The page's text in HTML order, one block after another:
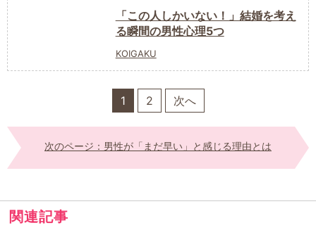
「この人しかいない！」結婚を考え
る瞬間の男性心理5つ
KOIGAKU
1 2 次へ
次のページ：男性が「まだ早い」と感じる理由とは
関連記事